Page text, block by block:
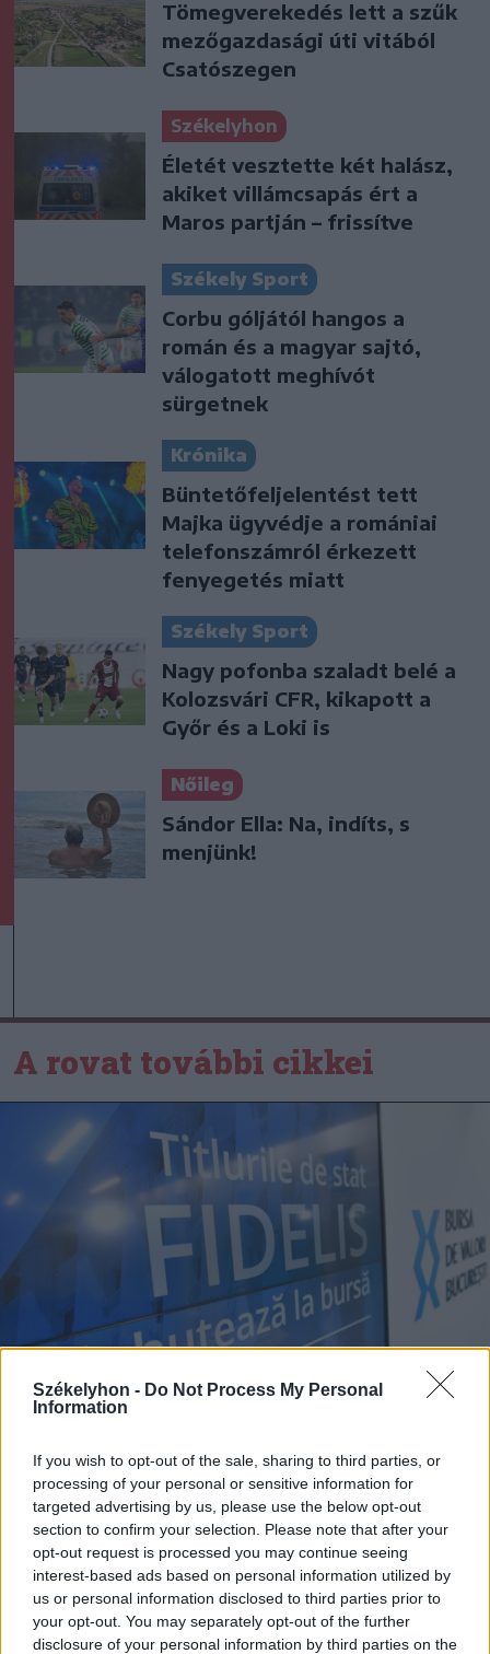
Székelyhon - Do Not Process My Personal
Information
If you wish to opt-out of the sale, sharing to third parties, or
processing of your personal or sensitive information for
targeted advertising by us, please use the below opt-out
section to confirm your selection. Please note that after your
opt-out request is processed you may continue seeing
interest-based ads based on personal information utilized by
us or personal information disclosed to third parties prior to
your opt-out. You may separately opt-out of the further
disclosure of your personal information by third parties on the
Tömegverekedés lett a szűk
mezőgazdasági úti vitából
Csatószegen
Székelyhon
Életét vesztette két halász,
akiket villámcsapás ért a
Maros partján – frissítve
Székely Sport
Corbu góljától hangos a
román és a magyar sajtó,
válogatott meghívót
sürgetnek
Krónika
Büntetőfeljelentést tett
Majka ügyvédje a romániai
telefonszámról érkezett
fenyegetés miatt
Székely Sport
Nagy pofonba szaladt belé a
Kolozsvári CFR, kikapott a
Győr és a Loki is
Nőileg
Sándor Ella: Na, indíts, s
menjünk!
A rovat további cikkei
2026. augusztus 07., péntek
Ismét jegyezhetők a Fidelis
államkötvények, akár 7,5
százalékos kamattal